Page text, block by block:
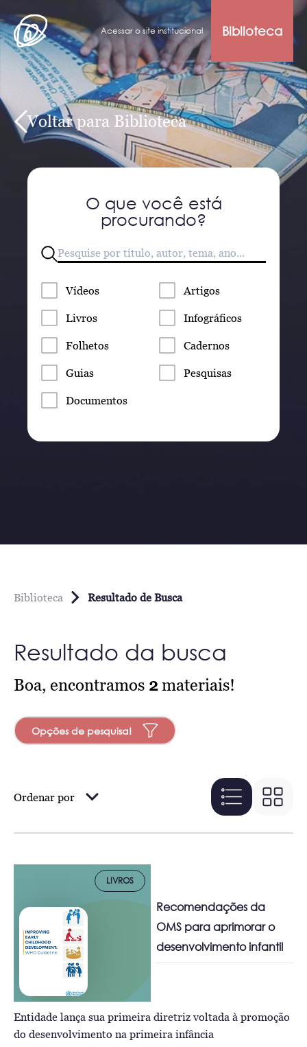
Acessar o site institucional Biblioteca
Voltar para Biblioteca
O que você está
procurando?
Vídeos Artigos
Livros Infográficos
Folhetos Cadernos
Guias Pesquisas
Documentos
Biblioteca Resultado de Busca
Resultado da busca
Boa, encontramos 2materiais!
Opções de pesquisa!
Ordenar por
LIVROS
Recomendações da
OMS para aprimorar o
desenvolvimento infantil
Entidade lança sua primeira diretriz voltada à promoção
do desenvolvimento na primeira infância